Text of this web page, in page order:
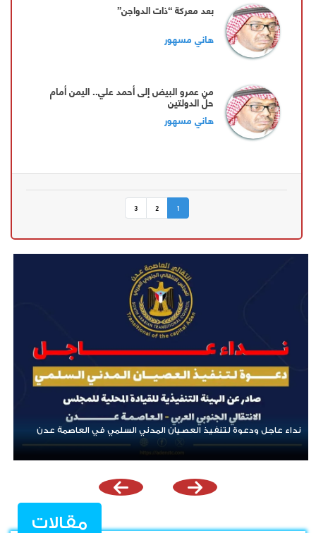
بعد معركة “ذات الدواجن”
هاني مسهور
‏من عمرو البيض إلى أحمد علي.. اليمن أمام
حلّ الدولتين
هاني مسهور
1
2
3
بن لسود: الفارق بين حادثتي الخشعة والرويك يعكس تميز العقيدة
القتالية والثبات المعنوي للقوات الجنوبية
مقالات